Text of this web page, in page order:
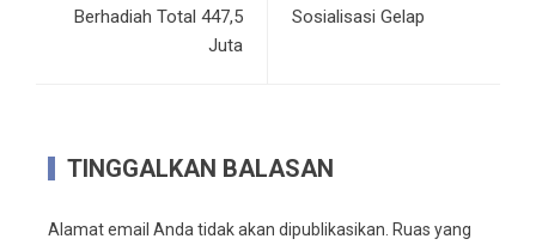
Berhadiah Total 447,5
Juta
Sosialisasi Gelap
TINGGALKAN BALASAN
Alamat email Anda tidak akan dipublikasikan. Ruas yang